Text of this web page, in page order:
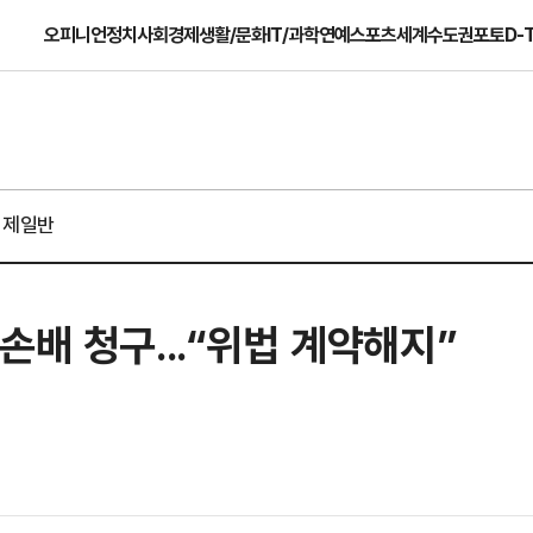
오피니언정치사회경제생활/문화IT/과학연예스포츠세계수도권포토D-
일반
배 청구...“위법 계약해지”